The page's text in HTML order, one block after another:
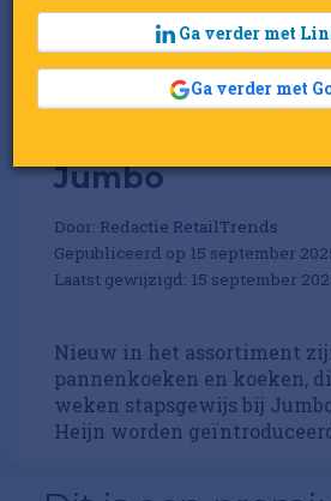
Oma's Soep
Jumbo
Door: Redactie RetailTrends
Gepubliceerd op 15 september
Laatst gewijzigd: 15 september
Nieuw in het assortiment
pannenkoeken en koeken,
weken stapsgewijs bij
Heijn worden
Ga verder met
Ga verder met